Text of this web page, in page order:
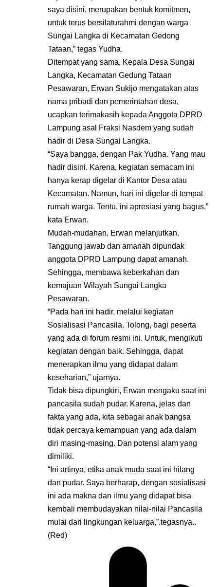
saya disini, merupakan bentuk komitmen,
untuk terus bersilaturahmi dengan warga
Sungai Langka di Kecamatan Gedong
Tataan,” tegas Yudha.
Ditempat yang sama, Kepala Desa Sungai
Langka, Kecamatan Gedung Tataan
Pesawaran, Erwan Sukijo mengatakan atas
nama pribadi dan pemerintahan desa,
ucapkan terimakasih kepada Anggota DPRD
Lampung asal Fraksi Nasdem yang sudah
hadir di Desa Sungai Langka.
“Saya bangga, dengan Pak Yudha. Yang mau
hadir disini. Karena, kegiatan semacam ini
hanya kerap digelar di Kantor Desa atau
Kecamatan. Namun, hari ini digelar di tempat
rumah warga. Tentu, ini apresiasi yang bagus,”
kata Erwan.
Mudah-mudahan, Erwan melanjutkan.
Tanggung jawab dan amanah dipundak
anggota DPRD Lampung dapat amanah.
Sehingga, membawa keberkahan dan
kemajuan Wilayah Sungai Langka
Pesawaran.
“Pada hari ini hadir, melalui kegiatan
Sosialisasi Pancasila. Tolong, bagi peserta
yang ada di forum resmi ini. Untuk, mengikuti
kegiatan dengan baik. Sehingga, dapat
menerapkan ilmu yang didapat dalam
keseharian,” ujarnya.
Tidak bisa dipungkiri, Erwan mengaku saat ini
pancasila sudah pudar. Karena, jelas dan
fakta yang ada, kita sebagai anak bangsa
tidak percaya kemampuan yang ada dalam
diri masing-masing. Dan potensi alam yang
dimiliki.
“Ini artinya, etika anak muda saat ini hilang
dan pudar. Saya berharap, dengan sosialisasi
ini ada makna dan ilmu yang didapat bisa
kembali membudayakan nilai-nilai Pancasila
mulai dari lingkungan keluarga,”.tegasnya..
(Red)